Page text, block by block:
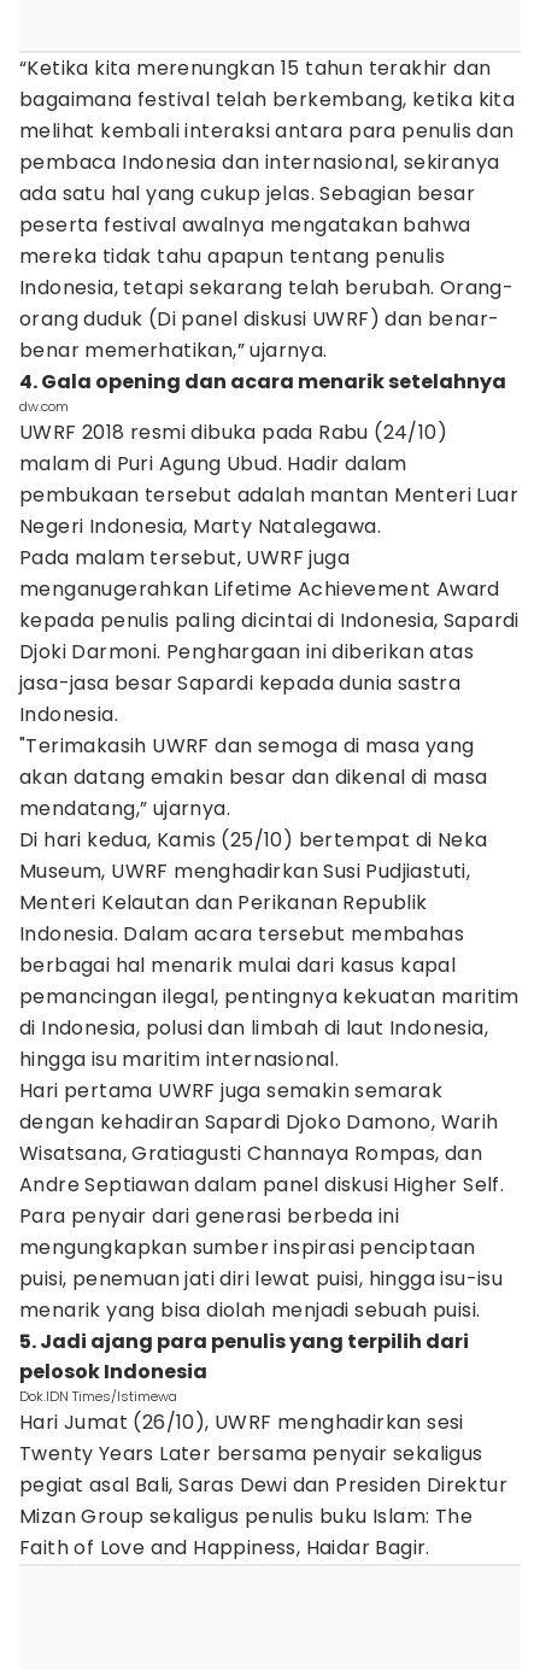
“Ketika kita merenungkan 15 tahun terakhir dan
bagaimana festival telah berkembang, ketika kita
melihat kembali interaksi antara para penulis dan
pembaca Indonesia dan internasional, sekiranya
ada satu hal yang cukup jelas. Sebagian besar
peserta festival awalnya mengatakan bahwa
mereka tidak tahu apapun tentang penulis
Indonesia, tetapi sekarang telah berubah. Orang-
orang duduk (Di panel diskusi UWRF) dan benar-
benar memerhatikan,” ujarnya.
4. Gala opening dan acara menarik setelahnya
dw.com
UWRF 2018 resmi dibuka pada Rabu (24/10)
malam di Puri Agung Ubud. Hadir dalam
pembukaan tersebut adalah mantan Menteri Luar
Negeri Indonesia, Marty Natalegawa.
Pada malam tersebut, UWRF juga
menganugerahkan Lifetime Achievement Award
kepada penulis paling dicintai di Indonesia, Sapardi
Djoki Darmoni. Penghargaan ini diberikan atas
jasa-jasa besar Sapardi kepada dunia sastra
Indonesia.
"Terimakasih UWRF dan semoga di masa yang
akan datang emakin besar dan dikenal di masa
mendatang,” ujarnya.
Di hari kedua, Kamis (25/10) bertempat di Neka
Museum, UWRF menghadirkan Susi Pudjiastuti,
Menteri Kelautan dan Perikanan Republik
Indonesia. Dalam acara tersebut membahas
berbagai hal menarik mulai dari kasus kapal
pemancingan ilegal, pentingnya kekuatan maritim
di Indonesia, polusi dan limbah di laut Indonesia,
hingga isu maritim internasional.
Hari pertama UWRF juga semakin semarak
dengan kehadiran Sapardi Djoko Damono, Warih
Wisatsana, Gratiagusti Channaya Rompas, dan
Andre Septiawan dalam panel diskusi Higher Self.
Para penyair dari generasi berbeda ini
mengungkapkan sumber inspirasi penciptaan
puisi, penemuan jati diri lewat puisi, hingga isu-isu
menarik yang bisa diolah menjadi sebuah puisi.
5. Jadi ajang para penulis yang terpilih dari
pelosok Indonesia
Dok.IDN Times/Istimewa
Hari Jumat (26/10), UWRF menghadirkan sesi
Twenty Years Later bersama penyair sekaligus
pegiat asal Bali, Saras Dewi dan Presiden Direktur
Mizan Group sekaligus penulis buku Islam: The
Faith of Love and Happiness, Haidar Bagir.